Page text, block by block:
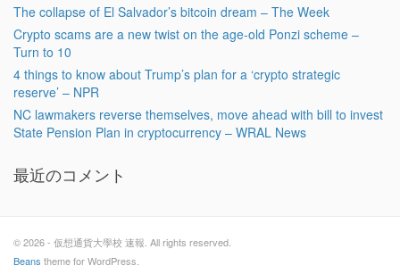
The collapse of El Salvador’s bitcoin dream – The Week
Crypto scams are a new twist on the age-old Ponzi scheme –
Turn to 10
4 things to know about Trump’s plan for a ‘crypto strategic
reserve’ – NPR
NC lawmakers reverse themselves, move ahead with bill to invest
State Pension Plan in cryptocurrency – WRAL News
最近のコメント
© 2026 - 仮想通貨大學校 速報. All rights reserved.
Beans theme for WordPress.